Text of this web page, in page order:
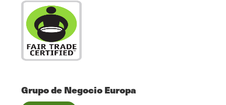
Grupo de Negocio Europa